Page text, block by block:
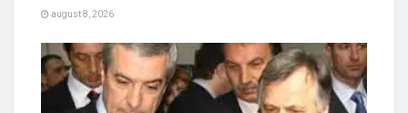
august 8, 2026